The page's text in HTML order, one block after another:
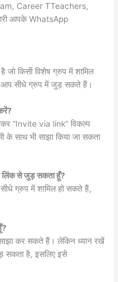
Career TTeachers,
आपके WhatsApp
जो किसी विशेष ग्रुप में शामिल
आप सीधे ग्रुप में जुड़ सकते हैं।
“Invite via link” विकल्प
साथ भी साझा किया जा सकता
लिंक से जुड़ सकता हूँ?
ग्रुप में शामिल हो सकते हैं,
कर सकते हैं। लेकिन ध्यान रखें
सकता है, इसलिए इसे